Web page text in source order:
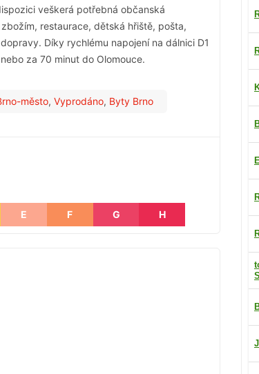
veškerá potřebná občanská
restaurace, dětská hřiště, pošta,
Díky rychlému napojení na dálnici D1
za 70 minut do Olomouce.
město, Vyprodáno, Byty Brno
E F G H